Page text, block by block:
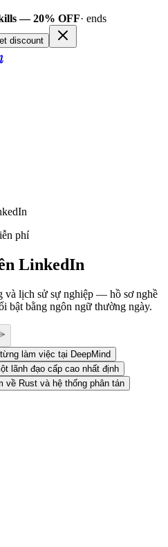
— 20% OFF· ends
discount
phí
LinkedIn
và lịch sử sự nghiệp — hồ sơ nghề
bật bằng ngôn ngữ thường ngày.
làm việc tại DeepMind
lãnh đạo cấp cao nhất định
về Rust và hệ thống phân tán